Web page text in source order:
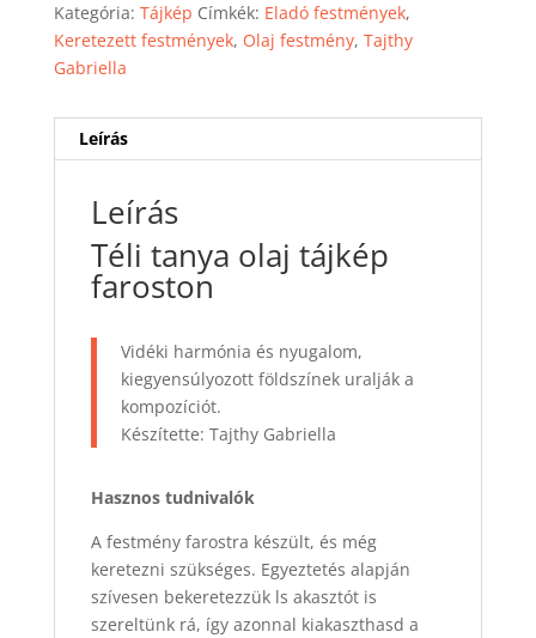
Kategória: Tájkép Címkék: Eladó festmények,
Keretezett festmények, Olaj festmény, Tajthy
Gabriella
Leírás
Leírás
Téli tanya olaj tájkép
faroston
Vidéki harmónia és nyugalom,
kiegyensúlyozott földszínek uralják a
kompozíciót.
Készítette: Tajthy Gabriella
Hasznos tudnivalók
A festmény farostra készült, és még
keretezni szükséges. Egyeztetés alapján
szívesen bekeretezzük ls akasztót is
szereltünk rá, így azonnal kiakaszthasd a